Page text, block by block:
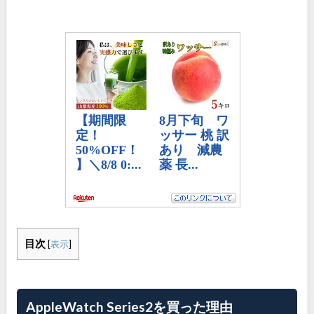
目次 [表示]
AppleWatch Series2を買った理由